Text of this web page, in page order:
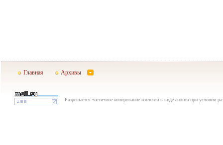
Главная Архивы
Разрешается частичное копирование контента в виде анонса при условии